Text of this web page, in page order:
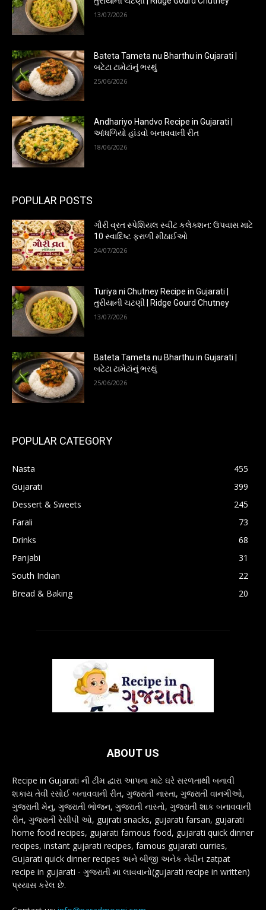
13/07/2026
Bateta Tameta nu Bharthu in Gujarati |
બટેટા ટામેટાંનું ભરથું
25/06/2026
Andhariyo Handvo Recipe in Gujarati |
આંધળિયો હાંડવો બનાવવાની રીત
18/06/2026
POPULAR POSTS
ગૌરી વ્રત સ્પેશિયલ સ્વીટ કલેક્શન: ઉપવાસ માટે
10 સ્વાદિષ્ટ ફરાળી મીઠાઈઓ
24/07/2026
Turiya ni Chutney Recipe in Gujarati |
તુરીયાની ચટણી | Ridge Gourd Chutney
13/07/2026
Bateta Tameta nu Bharthu in Gujarati |
બટેટા ટામેટાંનું ભરથું
25/06/2026
POPULAR CATEGORY
Nasta
455
Gujarati
399
Dessert & Sweets
245
Farali
73
Drinks
68
Panjabi
31
South Indian
22
Bread & Baking
20
ABOUT US
Recipe in Gujarati ની ટીમ દ્વારા આપના માટે ઘરે સરળતાથી બનાવી
શકાય તેવી રસોઈ બનાવવાની રીત, ગુજરાતી નાસ્તા, ગુજરાતી વાનગીઓ,
ગુજરાતી મેનુ, ગુજરાતી ભોજન, ગુજરાતી નાસ્તો, ગુજરાતી શાક બનાવવાની
રીત, ગુજરાતી રેસીપી ઓ, gujrati snacks, gujarati farsan, gujarati
home food recipes, gujarati famous food, gujarati quick dinner
recipes, instant gujarati recipes, famous gujarati curries,
Gujarati quick dinner recipes અને બીજી અનેક નેવીન zatpat
recipe in gujarati - ગુજરાતી મા લાવવાનો(gujarati recipe in written)
પ્રયાસ કરેલ છે.